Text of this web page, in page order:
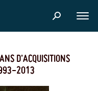
D'ACQUISITIONS
2013